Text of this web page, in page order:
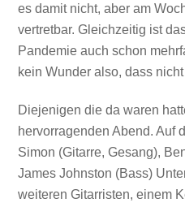
es damit nicht, aber am
vertretbar. Gleichzeitig ist
Pandemie auch schon
kein Wunder also, dass
Diejenigen die da waren
hervorragenden Abend. Auf
Simon (Gitarre, Gesang),
James Johnston (Bass)
weiteren Gitarristen, einem